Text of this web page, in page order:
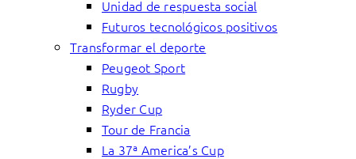
Unidad de respuesta social
Futuros tecnológicos positivos
Transformar el deporte
Peugeot Sport
Rugby
Ryder Cup
Tour de Francia
La 37ª America’s Cup